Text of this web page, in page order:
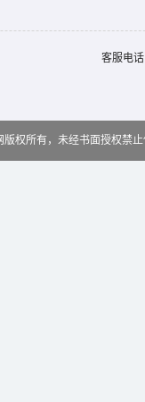
客服电
版权所有，未经书面授权